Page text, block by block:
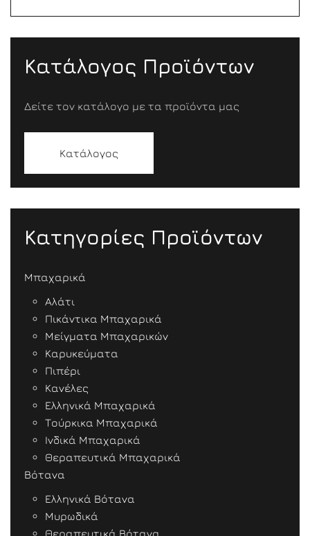
Κατάλογος Προϊόντων
Δείτε τον κατάλογο με τα προϊόντα μας
Κατάλογος
Κατηγορίες Προϊόντων
Μπαχαρικά
Αλάτι
Πικάντικα Μπαχαρικά
Μείγματα Μπαχαρικών
Καρυκεύματα
Πιπέρι
Κανέλες
Ελληνικά Μπαχαρικά
Τούρκικα Μπαχαρικά
Ινδικά Μπαχαρικά
Θεραπευτικά Μπαχαρικά
Βότανα
Ελληνικά Βότανα
Μυρωδικά
Θεραπευτικά Βότανα